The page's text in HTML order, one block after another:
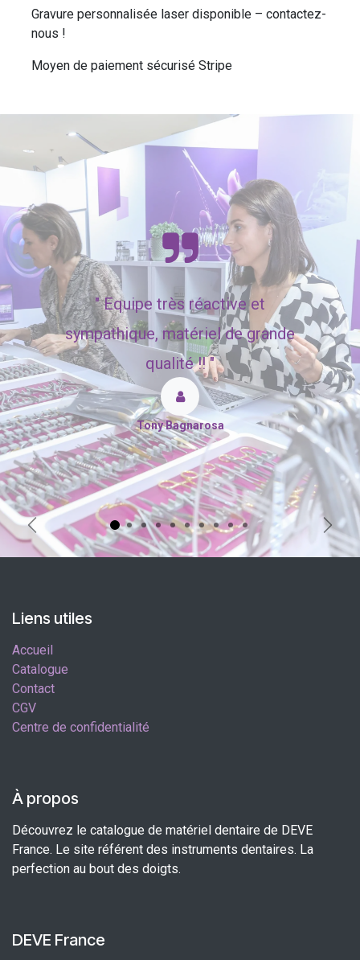
Gravure personnalisée laser disponible – contactez-
nous !
Moyen de paiement sécurisé Stripe
"Equipe très réactive et
sympathique, matériel de grande
qualité !! "
Tony Bagnarosa
Précédent
Liens utiles
Accueil
Catalogue
Contact
CGV
Centre de confidentialité
À propos
Découvrez le catalogue de matériel dentaire de DEVE
France. Le site référent des instruments dentaires. La
perfection au bout des doigts.
DEVE France